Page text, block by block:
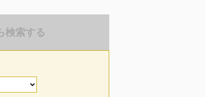
検索する